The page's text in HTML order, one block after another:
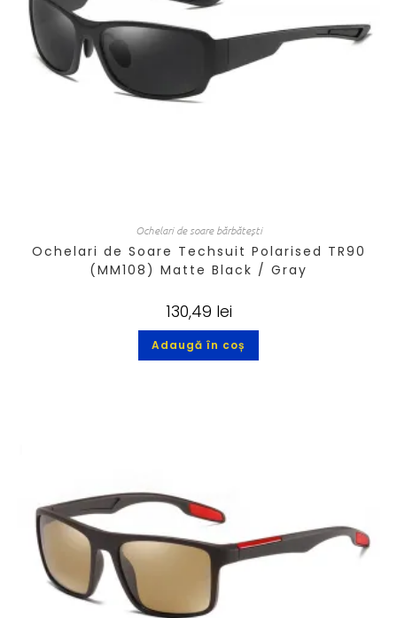
Ochelari de soare bărbătești
Ochelari de Soare Techsuit Polarised TR90
(MM108) Matte Black / Gray
130,49 lei
Adaugă în coș